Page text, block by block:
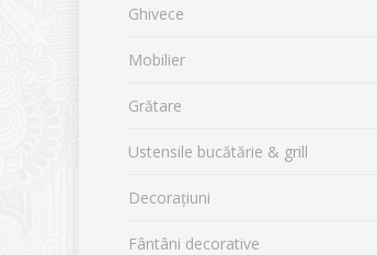
Ghivece
Mobilier
Grătare
Ustensile bucătărie & grill
Decorațiuni
Fântâni decorative